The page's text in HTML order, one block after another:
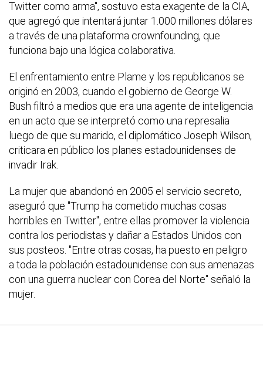
Twitter como arma", sostuvo esta exagente de la CIA,
que agregó que intentará juntar 1.000 millones dólares
a través de una plataforma crownfounding, que
funciona bajo una lógica colaborativa.
El enfrentamiento entre Plame y los republicanos se
originó en 2003, cuando el gobierno de George W.
Bush filtró a medios que era una agente de inteligencia
en un acto que se interpretó como una represalia
luego de que su marido, el diplomático Joseph Wilson,
criticara en público los planes estadounidenses de
invadir Irak.
La mujer que abandonó en 2005 el servicio secreto,
aseguró que "Trump ha cometido muchas cosas
horribles en Twitter", entre ellas promover la violencia
contra los periodistas y dañar a Estados Unidos con
sus posteos. "Entre otras cosas, ha puesto en peligro
a toda la población estadounidense con sus amenazas
con una guerra nuclear con Corea del Norte" señaló la
mujer.